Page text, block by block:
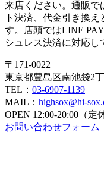
来店ください。通販で
ト決済、代金引き換
す。店頭ではLINE
シュレス決済に対応し
〒171-0022
東京都豊島区南池袋2
TEL： 03-6907-1139
MAIL： highsox@hi-
OPEN 12:00-20:00（定
お問い合わせフォーム